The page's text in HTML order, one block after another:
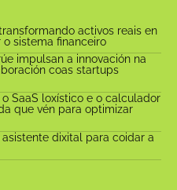
activos reais en
sistema financeiro
impulsan a innovación na
coas startups
SaaS loxístico e o calculador
que vén para optimizar
dixital para coidar a